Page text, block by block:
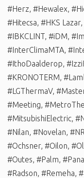
#Herz, #Hewalex,
#Hitecsa, #HKS Lazar,
#IBKCLINT, #iDM,
#InterClimaMTA,
#IthoDaalderop,
#KRONOTERM,
#LGThermaV,
#Meeting,
#MitsubishiElectric,
#Nilan, #Novelan,
#Ochsner, #Oilon,
#Outes, #Palm,
#Radson, #Remeha,